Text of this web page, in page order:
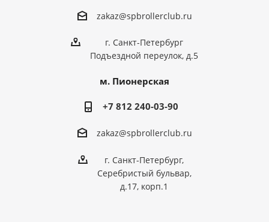
zakaz@spbrollerclub.ru
г. Санкт-Петербург
Подъездной переулок, д.5
м. Пионерская
+7 812 240-03-90
zakaz@spbrollerclub.ru
г. Санкт-Петербург,
Серебристый бульвар,
д.17, корп.1